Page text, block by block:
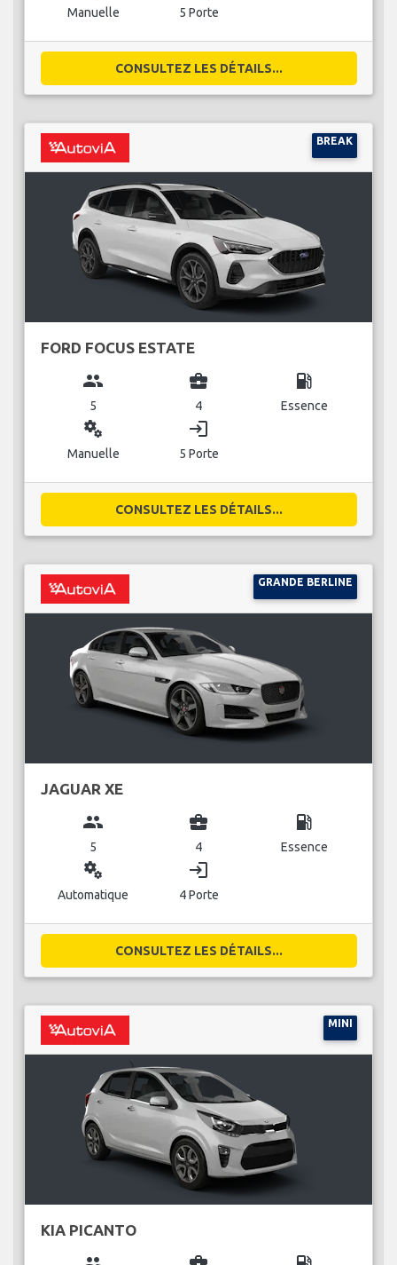
Manuelle 5 Porte
CONSULTEZ LES DÉTAILS...
BREAK
FORD FOCUS ESTATE
group
5
business_center
4
local_gas_station
Essence
miscellaneous_services
Manuelle
login
5 Porte
CONSULTEZ LES DÉTAILS...
GRANDE BERLINE
JAGUAR XE
group
5
business_center
4
local_gas_station
Essence
miscellaneous_services
Automatique
login
4 Porte
CONSULTEZ LES DÉTAILS...
MINI
KIA PICANTO